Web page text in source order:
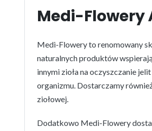
Medi-Flowery
Medi-Flowery to renomowany
naturalnych produktów
innymi zioła na oczyszczanie
organizmu. Dostarczamy
ziołowej.
Dodatkowo Medi-Flowery